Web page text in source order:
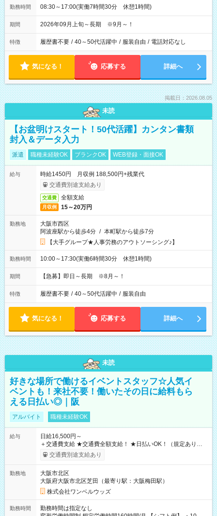
勤務時間 08:30～17:00(実働7時間30分 休憩1時間)
期間 2026年09月上旬～長期 ※9月～！
特徴 履歴書不要 / 40～50代活躍中 / 服装自由 / 電話対応なし
気になる！ 応募する 詳細へ
掲載日：2026.08.05
未読
【お盆明けスタート！50代活躍】カンタン書類
封入＆データ入力
派遣 職種未経験OK ブランクOK WEB登録・面接OK
給与
時給1450円 月収例 188,500円+残業代
交通費別途支給あり
交通費 全額支給
月収例 15～20万円
勤務地
大阪市西区
阿波座駅から徒歩4分 / 本町駅から徒歩7分
【大手グループ★人事労務のアウトソーシング♪】
勤務時間 10:00～17:30(実働6時間30分 休憩1時間)
期間 【急募】即日～長期 ※8月～！
特徴 履歴書不要 / 40～50代活躍中 / 服装自由
気になる！ 応募する 詳細へ
未読
好きな場所で働けるイベントスタッフ☆人気イ
ベントも！来社不要！働いたその日に給料もら
える日払い◎｜阪
アルバイト 職種未経験OK
給与
日給16,500円～
＋交通費支給 ★交通費全額支給！ ★日払いOK！（規定あり） ┗
働いたその日に現金GET♪ お仕事後はコンビニATMから 日払
交通費別途支給あり
勤務地
大阪市北区
大阪府大阪市北区芝田（最寄り駅：大阪梅田駅）
株式会社ワンベルウッズ
勤務時間
勤務時間は指定なし